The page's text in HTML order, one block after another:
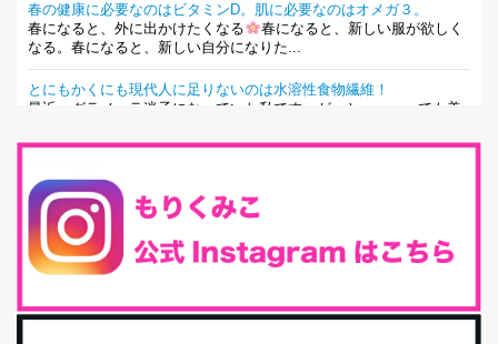
春の健康に必要なのはビタミンD。肌に必要なのはオメガ３。
春になると、外に出かけたくなる
春になると、新しい服が欲しく
なる。春になると、新しい自分になりた...
とにもかくにも現代人に足りないのは水溶性食物繊維！
最近、グラノーラ迷子になっていた私です。が、と〜〜〜っても美
腸内環境を整えることは、健康維持の中でいっちばん大事！だと私
は思っています。 ヒトの免...
iHerb特大セール終了間近！みんな何買う？
最近お風呂上がりの炭酸水をシリカシリカにしているんだけど確か